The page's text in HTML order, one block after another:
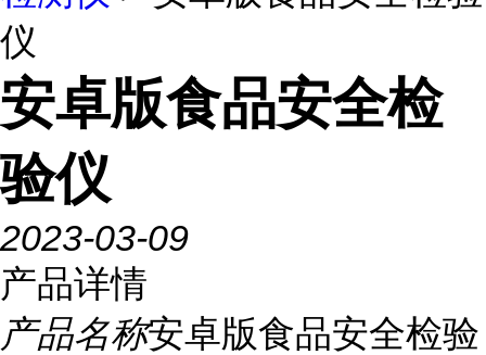
仪
安卓版食品安全检
验仪
2023-03-09
产品详情
产品名称安卓版食品安全检验